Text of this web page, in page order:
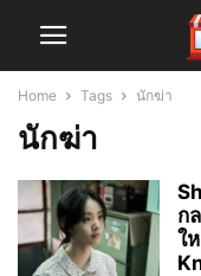
Home Tags นักฆ่า
นักฆ่า
ก
ใ